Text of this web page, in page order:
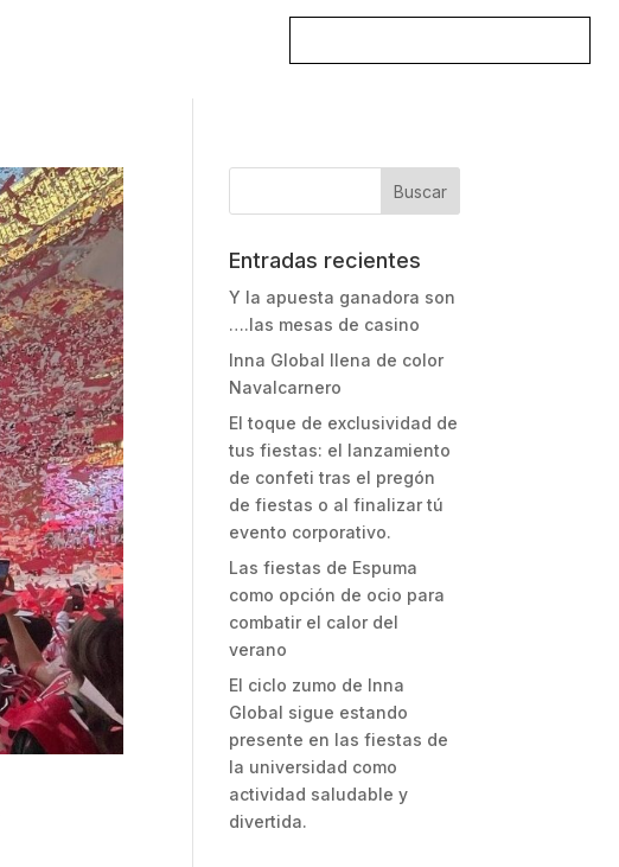
Entradas recientes
Y la apuesta ganadora son
….las mesas de casino
Inna Global llena de color
Navalcarnero
El toque de exclusividad de
tus fiestas: el lanzamiento
de confeti tras el pregón
de fiestas o al finalizar tú
evento corporativo.
Las fiestas de Espuma
como opción de ocio para
combatir el calor del
verano
El ciclo zumo de Inna
Global sigue estando
presente en las fiestas de
la universidad como
actividad saludable y
divertida.